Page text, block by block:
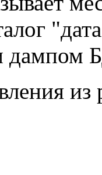
дампом